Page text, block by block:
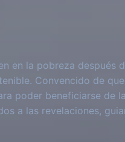
en la pobreza después
Convencido de
poder beneficiarse de
a las revelaciones,